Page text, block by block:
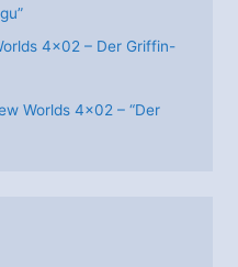
4×02 – Der Griffin-
Worlds 4×02 – “Der